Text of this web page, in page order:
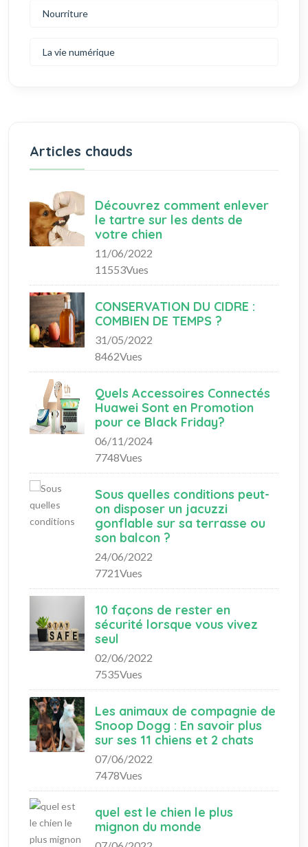
Nourriture
La vie numérique
Articles chauds
Découvrez comment enlever
le tartre sur les dents de
votre chien
11/06/2022
11553Vues
CONSERVATION DU CIDRE :
COMBIEN DE TEMPS ?
31/05/2022
8462Vues
Quels Accessoires Connectés
Huawei Sont en Promotion
pour ce Black Friday?
06/11/2024
7748Vues
Sous quelles conditions peut-
on disposer un jacuzzi
gonflable sur sa terrasse ou
son balcon ?
24/06/2022
7721Vues
10 façons de rester en
sécurité lorsque vous vivez
seul
02/06/2022
7535Vues
Les animaux de compagnie de
Snoop Dogg : En savoir plus
sur ses 11 chiens et 2 chats
07/06/2022
7478Vues
quel est le chien le plus
mignon du monde